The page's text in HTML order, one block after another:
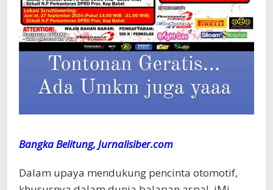
Bangka Belitung, Jurnalisiber.com
Dalam upaya mendukung pencinta otomotif,